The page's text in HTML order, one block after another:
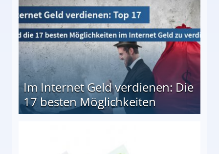
Im Internet Geld verdienen: Die
17 besten Möglichkeiten